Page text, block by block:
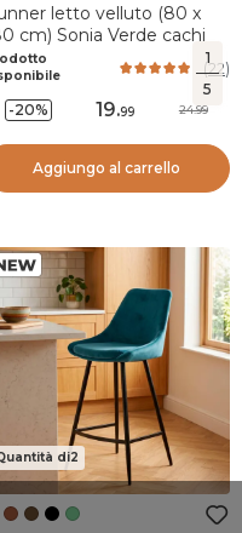
1
5
letto velluto (80 x
cm) Sonia Verde cachi
(22)
-20% 19.99 24.99
Aggiungo al carrello
di2